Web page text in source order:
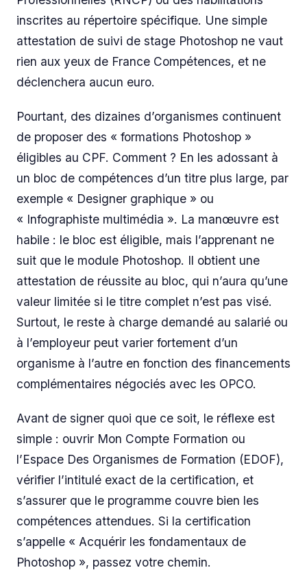
inscrites au répertoire spécifique. Une simple
attestation de suivi de stage Photoshop ne vaut
rien aux yeux de France Compétences, et ne
déclenchera aucun euro.
Pourtant, des dizaines d’organismes continuent
de proposer des « formations Photoshop »
éligibles au CPF. Comment ? En les adossant à
un bloc de compétences d’un titre plus large, par
exemple « Designer graphique » ou
« Infographiste multimédia ». La manœuvre est
habile : le bloc est éligible, mais l’apprenant ne
suit que le module Photoshop. Il obtient une
attestation de réussite au bloc, qui n’aura qu’une
valeur limitée si le titre complet n’est pas visé.
Surtout, le reste à charge demandé au salarié ou
à l’employeur peut varier fortement d’un
organisme à l’autre en fonction des financements
complémentaires négociés avec les OPCO.
Avant de signer quoi que ce soit, le réflexe est
simple : ouvrir Mon Compte Formation ou
l’Espace Des Organismes de Formation (EDOF),
vérifier l’intitulé exact de la certification, et
s’assurer que le programme couvre bien les
compétences attendues. Si la certification
s’appelle « Acquérir les fondamentaux de
Photoshop », passez votre chemin.